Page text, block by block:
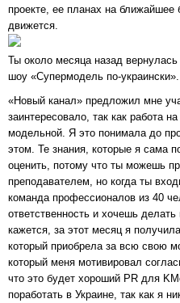
проекте, ее планах на
движется.
Ты около месяца назад
шоу «Супермодель по-
«Новый канал» предложил мне
заинтересовало, так как работа
модельной. Я это понимала до
этом. Те знания, которые я сама
оценить, потому что ты можешь
преподавателем, но когда ты
команда профессионалов из 40
ответственность и хочешь
кажется, за этот месяц я
который приобрела за всю свою
который меня мотивировал
что это будет хороший PR для
поработать в Украине, так как я